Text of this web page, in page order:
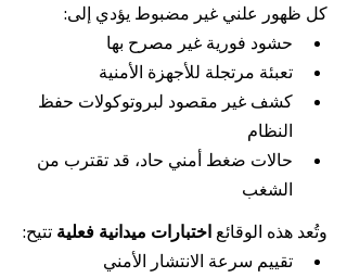
كل ظهور علني غير مضبوط يؤدي إلى:
حشود فورية غير مصرح بها
تعبئة مرتجلة للأجهزة الأمنية
كشف غير مقصود لبروتوكولات حفظ
النظام
حالات ضغط أمني حاد، قد تقترب من
الشغب
وتُعد هذه الوقائع اختبارات ميدانية فعلية تتيح:
تقييم سرعة الانتشار الأمني